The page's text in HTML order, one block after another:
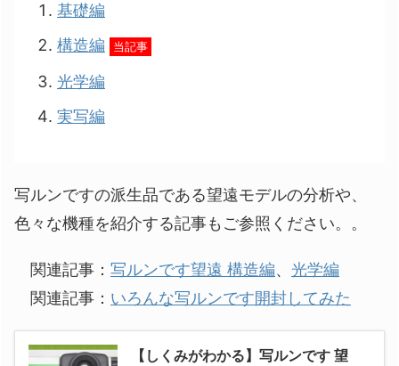
基礎編
構造編
当記事
光学編
実写編
写ルンですの派生品である望遠モデルの分析や、
色々な機種を紹介する記事もご参照ください。。
関連記事： 写ルンです望遠 構造編、 光学編
関連記事： いろんな写ルンです開封してみた
【しくみがわかる】写ルンです 望